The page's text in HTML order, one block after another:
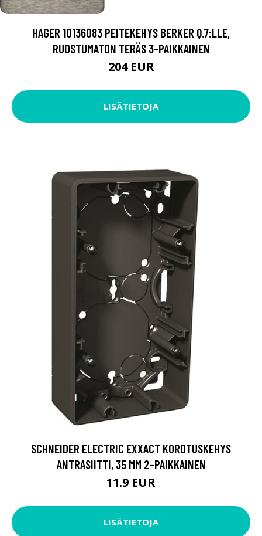
HAGER 10136083 PEITEKEHYS BERKER Q.7:LLE,
RUOSTUMATON TERÄS 3-PAIKKAINEN
204 EUR
LISÄTIETOJA
SCHNEIDER ELECTRIC EXXACT KOROTUSKEHYS
ANTRASIITTI, 35 MM 2-PAIKKAINEN
11.9 EUR
LISÄTIETOJA